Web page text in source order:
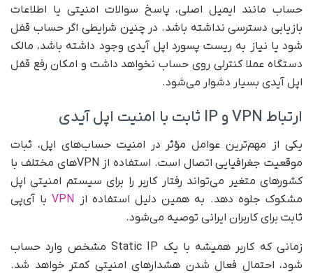
حساب مانند ایمیل اصلی، پاسخ سوالات امنیتی یا اطلاعات
بازیابی دسترسی نداشته باشد. در چنین شرایطی اگر حساب قفل
شود یا نیاز به ریست پسورد اپل آیدی وجود داشته باشد، مالک
دستگاه عملا کنترلی روی حساب نخواهد داشت و امکان رفع قفل
اپل آیدی بسیار دشوار می‌شود.
ارتباط VPN و IP ثابت با امنیت اپل آیدی
یکی از مهم‌ترین عوامل مؤثر در امنیت حساب‌های اپل، ثبات
موقعیت جغرافیایی اتصال است. استفاده از VPNهای مختلف با
کشورهای متغیر می‌تواند رفتار کاربر را برای سیستم امنیتی اپل
مشکوک جلوه دهد. به همین دلیل استفاده از VPNبا آی‌پی
ثابت برای کاربران ایرانی توصیه می‌شود.
زمانی که کاربر همیشه با یک Static IP مشخص وارد حساب
شود، احتمال فعال شدن هشدارهای امنیتی کمتر خواهد شد.